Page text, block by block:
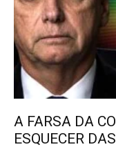
A FARSA DA
ESQUECER